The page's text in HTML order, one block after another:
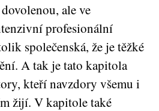
ale ve
profesionální
společenská, že je těžké
A tak je tato kapitola
kteří navzdory všemu i
žijí. V kapitole také